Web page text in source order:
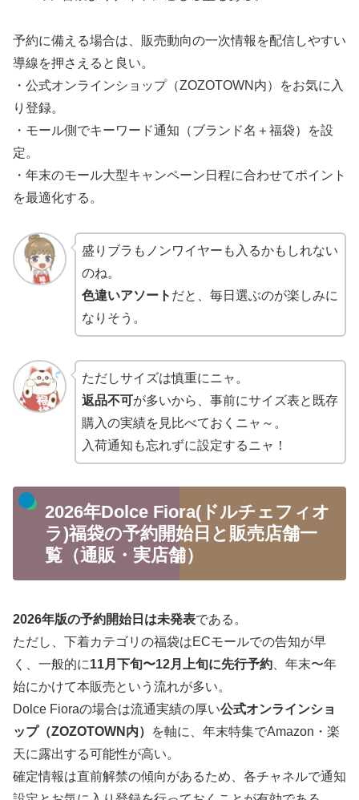
予約に備える場合は、販売動向の一次情報を配信しやすい
導線を押さえると良い。
・公式オンラインショップ（ZOZOTOWN内）をお気に入
り登録。
・モール側でキーワード通知（ブランド名＋福袋）を設
定。
・年末のモール大型キャンペーン日程に合わせてポイント
を最適化する。
盛りブラもノンワイヤーも入るかもしれない
のね。
色違いアソート だと、毎日選ぶのが楽しみに
なりそう。
ただしサイズは慎重にニャ。
返品不可が多いから、事前にサイズ表と既存
購入の実績を見比べておくニャ～。
入荷通知も忘れずに設定するニャ！
2026年Dolce Fiora(ドルチェフィオ
ラ)福袋の予約開始日と販売店舗一
覧（通販・実店舗）
2026年版の予約開始日は未発表である。
ただし、下着カテゴリの福袋はECモールでの告知が早
く、一般的に11月下旬〜12月上旬に先行予約 、年末〜年
始にかけて本販売という流れが多い。
Dolce Fioraの場合は流通実績の厚い公式オンラインショ
ップ（ZOZOTOWN内）
を軸に、年末特集でAmazon・楽
天に露出する可能性が高い。
確定情報は直前解禁の傾向があるため、各チャネルで通知